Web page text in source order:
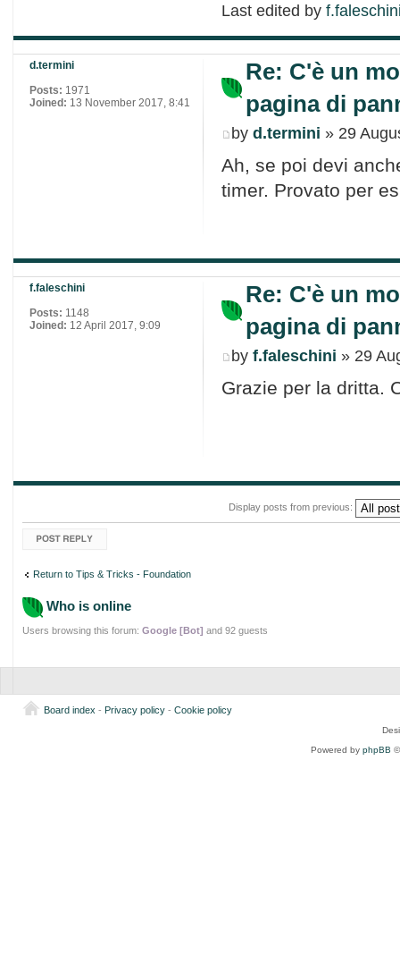
Last edited by
Re: C'è un
pagina di
by d.termini » 29
Ah, se poi devi
timer. Provato per
d.termini
Posts: 1971
Joined: 13 November 2017, 8:41
Re: C'è un
pagina di
by f.faleschini » 29
Grazie per la dritta.
f.faleschini
Posts: 1148
Joined: 12 April 2017, 9:09
Display posts from previous:
Post a reply
Return to Tips & Tricks - Foundation
Who is online
Users browsing this forum: Google [Bot] and 92 guests
Board index - Privacy policy- Cookie policy
Powered by phpBB